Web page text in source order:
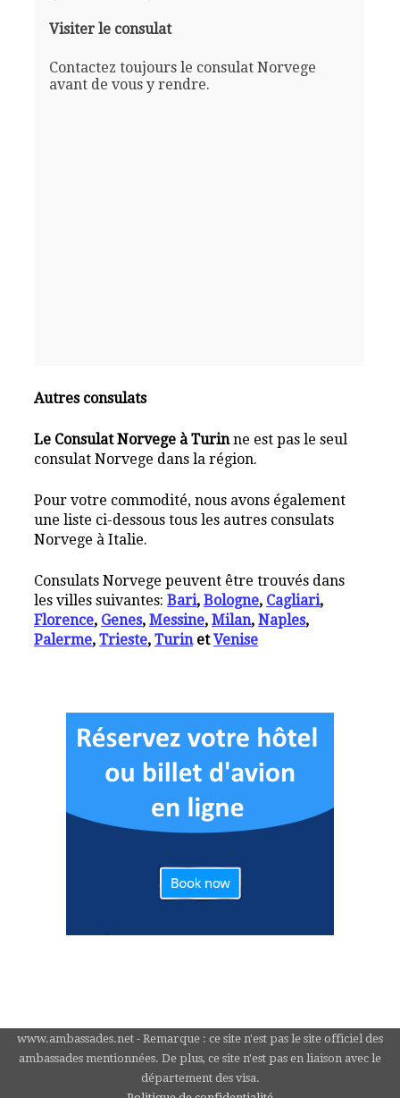
Visiter le consulat
Contactez toujours le consulat Norvege
avant de vous y rendre.
Autres consulats
Le Consulat Norvege à Turinne est pas le seul
consulat Norvege dans la région.
Pour votre commodité, nous avons également
une liste ci-dessous tous les autres consulats
Norvege à Italie.
Consulats Norvege peuvent être trouvés dans
les villes suivantes:Bari,Bologne, Cagliari,
Florence, Genes,Messine,Milan,Naples,
Palerme,Trieste,TurinetVenise
www.ambassades.net - Remarque : ce site n'est pas le site officiel des
ambassades mentionnées. De plus, ce site n'est pas en liaison avec le
département des visa.